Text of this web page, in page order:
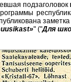
подзаголовок
" ("Для